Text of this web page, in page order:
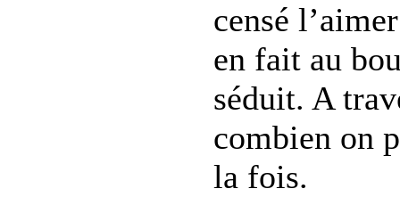
censé
en fait au
séduit. A
combien on
la fois.